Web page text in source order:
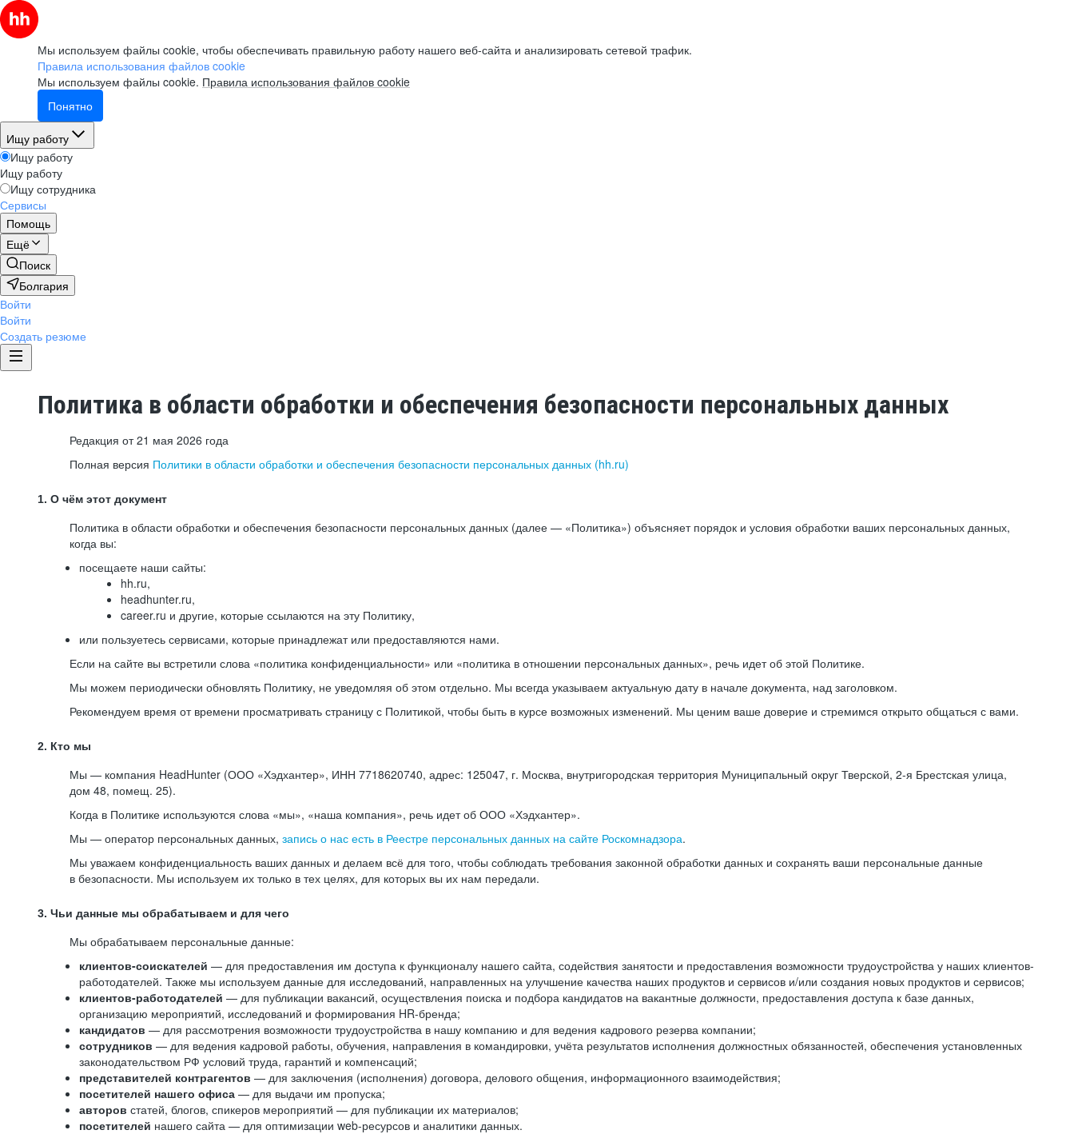
Мы используем файлы cookie, чтобы обеспечивать правильную работу нашего веб-сайта и анализировать сетевой трафик.
Правила использования файлов cookie
Мы используем файлы cookie. Правила использования файлов cookie
Понятно
Ищу работу
Ищу работу
Ищу работу
Ищу сотрудника
Сервисы
Помощь
Ещё
Поиск
Болгария
Войти
Войти
Создать резюме
Политика в области обработки и обеспечения безопасности персональных данных
Редакция от 21 мая 2026 года
Полная версия Политики в области обработки и обеспечения безопасности персональных данных (hh.ru)
1. О чём этот документ
Политика в области обработки и обеспечения безопасности персональных данных (далее — «Политика») объясняет порядок и условия обработки ваших персональных данных,
когда вы:
посещаете наши сайты:
hh.ru,
headhunter.ru,
career.ru и другие, которые ссылаются на эту Политику,
или пользуетесь сервисами, которые принадлежат или предоставляются нами.
Если на сайте вы встретили слова «политика конфиденциальности» или «политика в отношении персональных данных», речь идет об этой Политике.
Мы можем периодически обновлять Политику, не уведомляя об этом отдельно. Мы всегда указываем актуальную дату в начале документа, над заголовком.
Рекомендуем время от времени просматривать страницу с Политикой, чтобы быть в курсе возможных изменений. Мы ценим ваше доверие и стремимся открыто общаться с вами.
2. Кто мы
Мы — компания HeadHunter (ООО «Хэдхантер», ИНН 7718620740, адрес: 125047, г. Москва, внутригородская территория Муниципальный округ Тверской, 2-я Брестская улица,
дом 48, помещ. 25).
Когда в Политике используются слова «мы», «наша компания», речь идет об ООО «Хэдхантер».
Мы — оператор персональных данных, запись о нас есть в Реестре персональных данных на сайте Роскомнадзора.
Мы уважаем конфиденциальность ваших данных и делаем всё для того, чтобы соблюдать требования законной обработки данных и сохранять ваши персональные данные
в безопасности. Мы используем их только в тех целях, для которых вы их нам передали.
3. Чьи данные мы обрабатываем и для чего
Мы обрабатываем персональные данные:
клиентов-соискателей — для предоставления им доступа к функционалу нашего сайта, содействия занятости и предоставления возможности трудоустройства у наших клиентов-
работодателей. Также мы используем данные для исследований, направленных на улучшение качества наших продуктов и сервисов и/или создания новых продуктов и сервисов;
клиентов-работодателей — для публикации вакансий, осуществления поиска и подбора кандидатов на вакантные должности, предоставления доступа к базе данных,
организацию мероприятий, исследований и формирования HR-бренда;
кандидатов — для рассмотрения возможности трудоустройства в нашу компанию и для ведения кадрового резерва компании;
сотрудников — для ведения кадровой работы, обучения, направления в командировки, учёта результатов исполнения должностных обязанностей, обеспечения установленных
законодательством РФ условий труда, гарантий и компенсаций;
представителей контрагентов — для заключения (исполнения) договора, делового общения, информационного взаимодействия;
посетителей нашего офиса — для выдачи им пропуска;
авторов статей, блогов, спикеров мероприятий — для публикации их материалов;
посетителей нашего сайта — для оптимизации web-ресурсов и аналитики данных.